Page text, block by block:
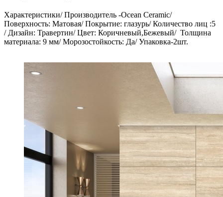
Характеристики/ Производитель -Ocean Ceramic/
Поверхность: Матовая/ Покрытие: глазурь/ Количество лиц :5
/ Дизайн: Травертин/ Цвет: Коричневый,Бежевый/ Толщина
материала: 9 мм/ Морозостойкость: Да/ Упаковка-2шт.